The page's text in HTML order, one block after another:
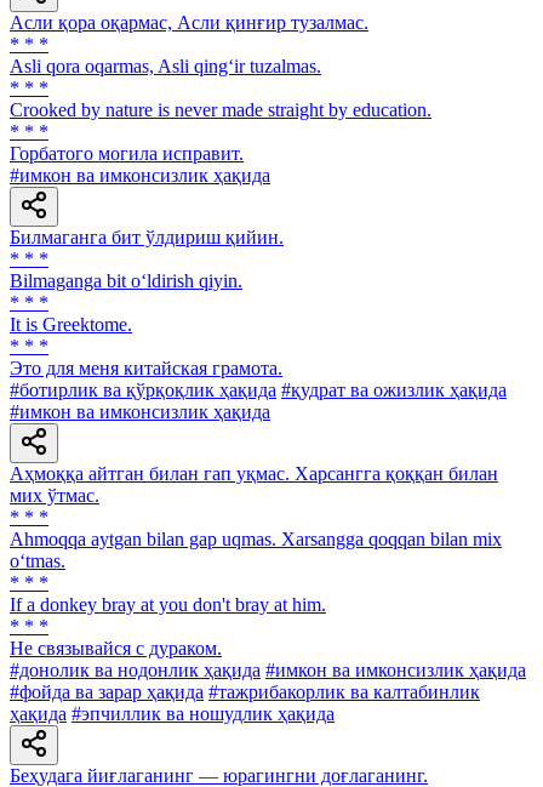
Асли қора оқармас, Асли қинғир тузалмас.
* * *
Asli qora oqarmas, Asli qing‘ir tuzalmas.
* * *
Crooked by nature is never made straight by education.
* * *
Горбатого могила исправит.
#имкон ва имконсизлик ҳақида
Билмаганга бит ўлдириш қийин.
* * *
Bilmaganga bit o‘ldirish qiyin.
* * *
It is Greektome.
* * *
Это для меня китайская грамота.
#ботирлик ва қўрқоқлик ҳақида #қудрат ва ожизлик ҳақида
#имкон ва имконсизлик ҳақида
Аҳмоққа айтган билан гап уқмас. Харсангга қоққан билан
мих ўтмас.
* * *
Ahmoqqa aytgan bilan gap uqmas. Xarsangga qoqqan bilan mix
o‘tmas.
* * *
If a donkey bray at you don't bray at him.
* * *
He связывайся с дураком.
#донолик ва нодонлик ҳақида #имкон ва имконсизлик ҳақида
#фойда ва зарар ҳақида #тажрибакорлик ва калтабинлик
ҳақида #эпчиллик ва ношудлик ҳақида
Беҳудага йиғлаганинг — юрагингни доғлаганинг.